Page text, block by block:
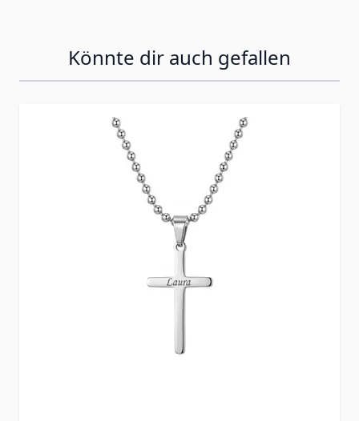
Könnte dir auch gefallen